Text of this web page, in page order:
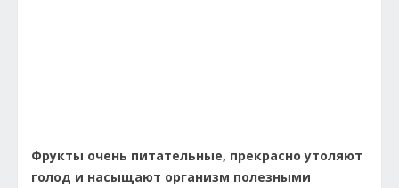
Фрукты очень питательные, прекрасно утоляют
голод и насыщают организм полезными